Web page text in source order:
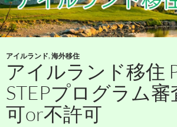
アイルランド,海外移住
アイルランド移住
STEPプログラム
可or不許可